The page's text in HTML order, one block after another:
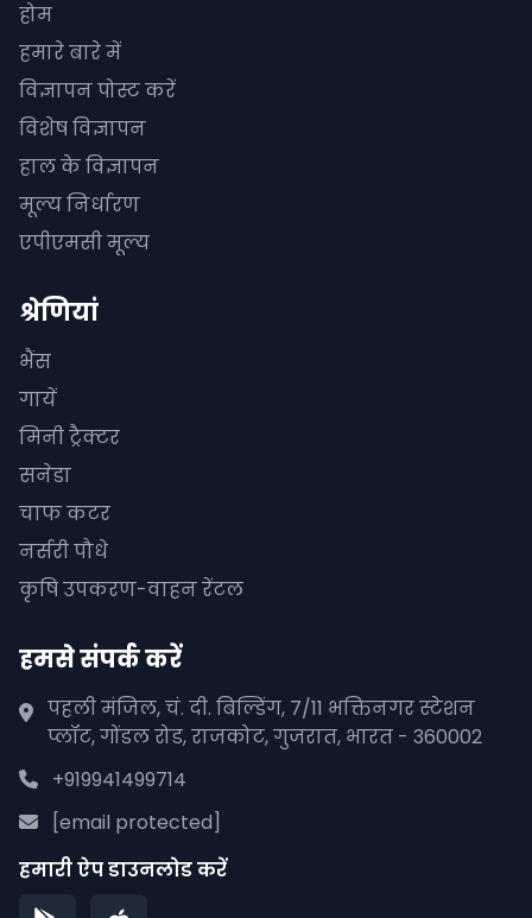
होम
हमारे बारे में
विज्ञापन पोस्ट करें
विशेष विज्ञापन
हाल के विज्ञापन
मूल्य निर्धारण
एपीएमसी मूल्य
श्रेणियां
भैंस
गायें
मिनी ट्रैक्टर
सनेडा
चाफ कटर
नर्सरी पौधे
कृषि उपकरण-वाहन रेंटल
हमसे संपर्क करें
पहली मंजिल, चं. दी. बिल्डिंग, 7/11 भक्तिनगर स्टेशन
प्लॉट, गोंडल रोड, राजकोट, गुजरात, भारत - 360002
+919941499714
[email protected]
हमारी ऐप डाउनलोड करें